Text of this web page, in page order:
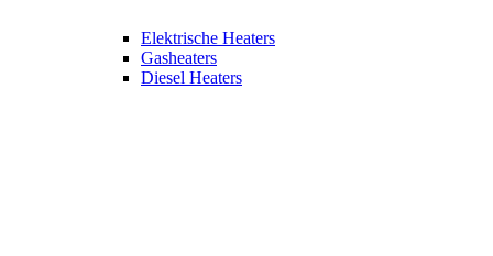
Elektrische Heaters
Gasheaters
Diesel Heaters